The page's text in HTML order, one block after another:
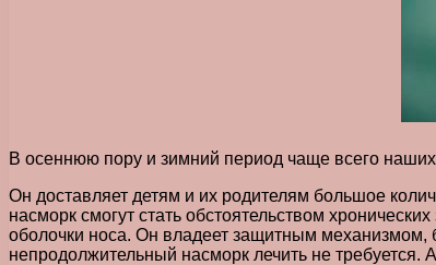
В осеннюю пору и зимний период чаще всего
Он доставляет детям и их родителям большое
насморк смогут стать обстоятельством
оболочки носа. Он владеет защитным механизмом,
непродолжительный насморк лечить не требуется.